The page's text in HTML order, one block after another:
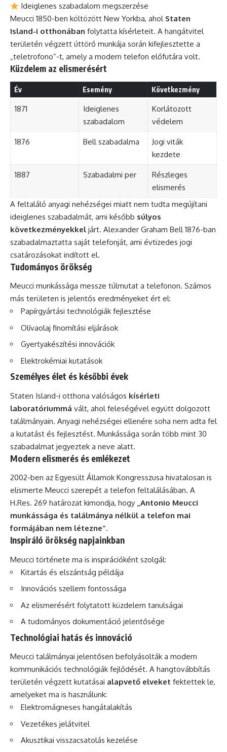
Ideiglenes szabadalom megszerzése
Meucci 1850-ben költözött New Yorkba, ahol Staten
Island-i otthonában folytatta kísérleteit. A hangátvitel
területén végzett úttörő munkája során kifejlesztette a
„teletrofono”-t, amely a modern telefon előfutára volt.
Küzdelem az elismerésért
Év Esemény Következmény
1871
Ideiglenes
szabadalom
Korlátozott
védelem
1876 Bell szabadalma
Jogi viták
kezdete
1887 Szabadalmi per
Részleges
elismerés
A feltaláló anyagi nehézségei miatt nem tudta megújítani
ideiglenes szabadalmát, ami később súlyos
következményekkel járt. Alexander Graham Bell 1876-ban
szabadalmaztatta saját telefonját, ami évtizedes jogi
csatározásokat indított el.
Tudományos örökség
Meucci munkássága messze túlmutat a telefonon. Számos
más területen is jelentős eredményeket ért el:
Papírgyártási technológiák fejlesztése
Olívaolaj finomítási eljárások
Gyertyakészítési innovációk
Elektrokémiai kutatások
Személyes élet és későbbi évek
Staten Island-i otthona valóságos kísérleti
laboratóriummá vált, ahol feleségével együtt dolgozott
találmányain. Anyagi nehézségei ellenére soha nem adta fel
a kutatást és fejlesztést. Munkássága során több mint 30
szabadalmat jegyeztek a neve alatt.
Modern elismerés és emlékezet
2002-ben az Egyesült Államok Kongresszusa hivatalosan is
elismerte Meucci szerepét a telefon feltalálásában. A
H.Res. 269 határozat kimondja, hogy „Antonio Meucci
munkássága és találmánya nélkül a telefon mai
formájában nem létezne”.
Inspiráló örökség napjainkban
Meucci története ma is inspirációként szolgál:
Kitartás és elszántság példája
Innovációs szellem fontossága
Az elismerésért folytatott küzdelem tanulságai
A tudományos dokumentáció jelentősége
Technológiai hatás és innováció
Meucci találmányai jelentősen befolyásolták a modern
kommunikációs technológiák fejlődését. A hangtovábbítás
területén végzett kutatásai alapvető elveket fektettek le,
amelyeket ma is használunk:
Elektromágneses hangátalakítás
Vezetékes jelátvitel
Akusztikai visszacsatolás kezelése